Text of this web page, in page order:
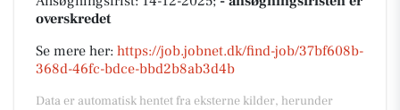
overskredet
Se mere her: https://job.jobnet.dk/find-job/37bf608b-
368d-46fc-bdce-bbd2b8ab3d4b
Data er automatisk hentet fra eksterne kilder, herunder